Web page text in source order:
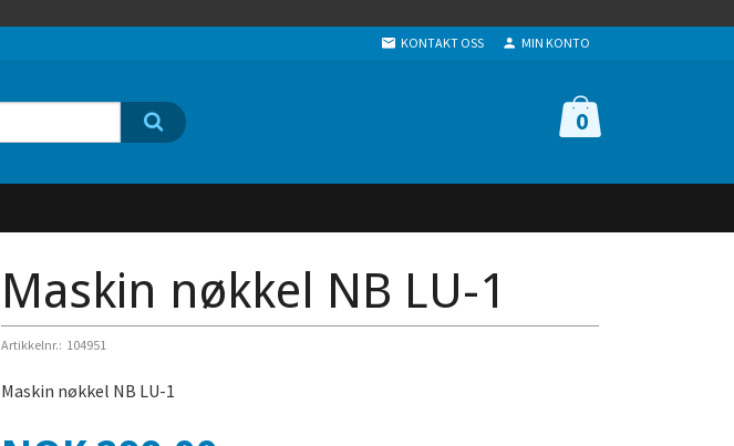
KONTAKT OSS MIN KONTO
0
Maskin nøkkel NB LU-1
Artikkelnr.: 104951
Maskin nøkkel NB LU-1